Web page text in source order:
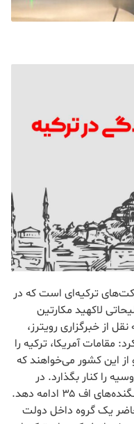
ترکیه‌ای است که در
-۳۵ شرکت تسلیحاتی لاکهید مکارتین
از خبرگزاری رویترز،
مقامات آمریکا، ترکیه را
این کشور می‌خواهند که
برای خرید سامانه اس- ۴۰۰ روسیه را کنار بگذارد. در
چنین حالتی ترکیه می‌تواند به پروژه جنگنده‌های اف ۳۵ ادامه دهد.
حاضر یک گروه داخل دولت